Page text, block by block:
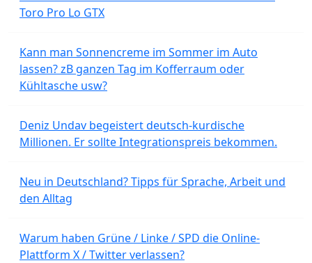
Toro Pro Lo GTX
Kann man Sonnencreme im Sommer im Auto
lassen? zB ganzen Tag im Kofferraum oder
Kühltasche usw?
Deniz Undav begeistert deutsch-kurdische
Millionen. Er sollte Integrationspreis bekommen.
Neu in Deutschland? Tipps für Sprache, Arbeit und
den Alltag
Warum haben Grüne / Linke / SPD die Online-
Plattform X / Twitter verlassen?